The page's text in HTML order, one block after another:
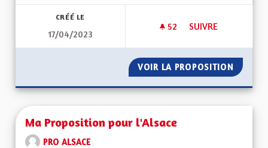
CRÉÉ LE
17/04/2023
52 52 ABONNÉS
SUIVRE
VOIR LA PROPOSITION NE
Ma Proposition pour l'Alsace
PRO ALSACE